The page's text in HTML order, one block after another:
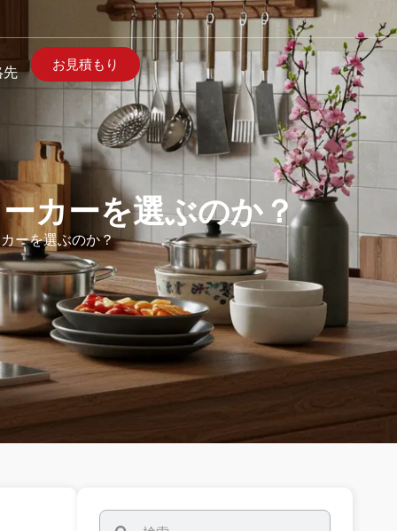
先
お見積もり
カーを選ぶのか？
ーを選ぶのか？